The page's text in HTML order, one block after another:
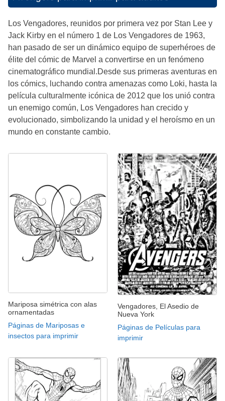
Los Vengadores, reunidos por primera vez por Stan Lee y
Jack Kirby en el número 1 de Los Vengadores de 1963,
han pasado de ser un dinámico equipo de superhéroes de
élite del cómic de Marvel a convertirse en un fenómeno
cinematográfico mundial.Desde sus primeras aventuras en
los cómics, luchando contra amenazas como Loki, hasta la
película culturalmente icónica de 2012 que los unió contra
un enemigo común, Los Vengadores han crecido y
evolucionado, simbolizando la unidad y el heroísmo en un
mundo en constante cambio.
Mariposa simétrica con alas
ornamentadas
Páginas de Mariposas e
insectos para imprimir
Vengadores, El Asedio de
Nueva York
Páginas de Películas para
imprimir